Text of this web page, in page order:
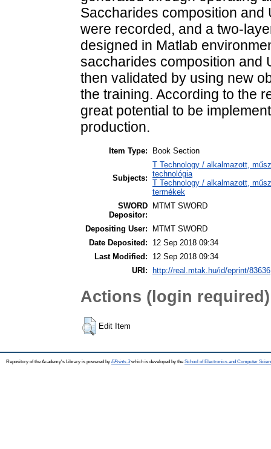
Saccharides composition
were recorded, and a two-
designed in Matlab
saccharides composition and
then validated by using new
the training. According to the
great potential to be
production.
Item Type: Book Section
Subjects:
T Technology / alkalmazott,
technológia
T Technology / alkalmazott,
termékek
SWORD
Depositor:
MTMT SWORD
Depositing User:
MTMT SWORD
Date Deposited:
12 Sep 2018 09:34
Last Modified:
12 Sep 2018 09:34
URI: http://real.mtak.hu/id/eprint/83636
Actions (login required)
Edit Item
Repository of the Academy's Library is powered by EPrints 3which is developed by the School of Electronics and Computer